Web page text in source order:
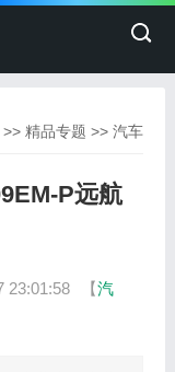
>>精品专题 >>汽车
P远航
23:01:58 【汽